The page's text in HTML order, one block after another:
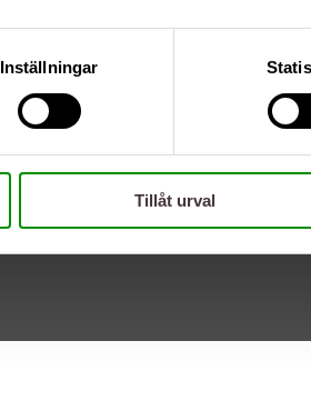
Inställningar
Tillåt urval